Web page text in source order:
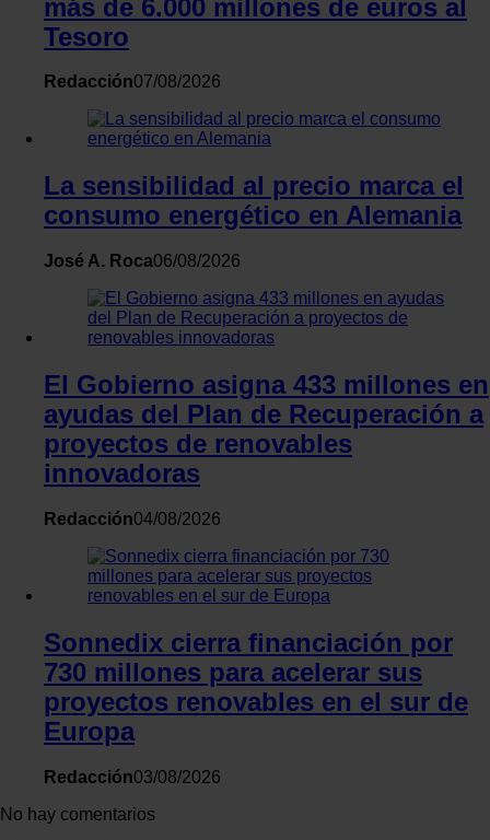
más de 6.000 millones de euros al
Tesoro
Redacción07/08/2026
La sensibilidad al precio marca el
consumo energético en Alemania
José A. Roca06/08/2026
El Gobierno asigna 433 millones en
ayudas del Plan de Recuperación a
proyectos de renovables
innovadoras
Redacción04/08/2026
Sonnedix cierra financiación por
730 millones para acelerar sus
proyectos renovables en el sur de
Europa
Redacción03/08/2026
No hay comentarios